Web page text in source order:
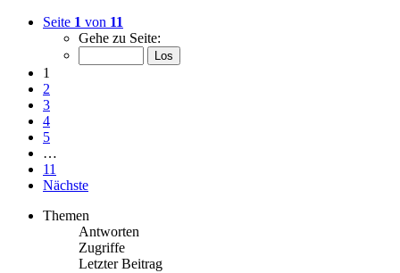
Seite 1 von 11
Gehe zu Seite:
1
2
3
4
5
…
11
Nächste
Themen
Antworten
Zugriffe
Letzter Beitrag